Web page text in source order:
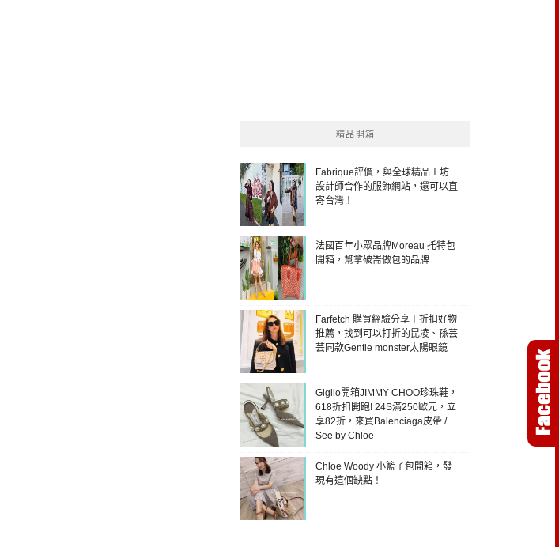
精品開箱
Fabrique評價，與全球精品工坊
設計師合作的服飾網站，還可以直
寄台灣！
法國百年小眾品牌Moreau 托特包
開箱，幫拿破崙做包的品牌
Farfetch 購買經驗分享＋折扣好物
推薦，找到可以打折的昆凌、孫芸
芸同款Gentle monster太陽眼鏡
Giglio開箱JIMMY CHOO珍珠鞋，
618折扣開跑! 24S滿250歐元，立
享82折，來買Balenciaga皮帶 /
See by Chloe
Chloe Woody 小籃子包開箱，發
現有這個缺點！